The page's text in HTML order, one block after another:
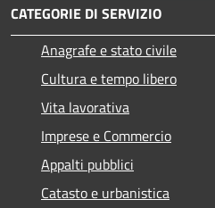
CATEGORIE DI SERVIZIO
Anagrafe e stato civile
Cultura e tempo libero
Vita lavorativa
Imprese e Commercio
Appalti pubblici
Catasto e urbanistica